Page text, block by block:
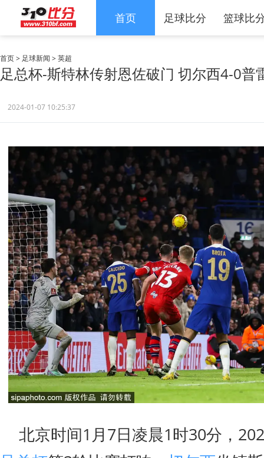
首页 足球比分 篮球比
首页> 足球新闻 >英超
足总杯-斯特林传射恩佐破门 切尔西4-0普
2024-01-07 10:25:37
北京时间1月7日凌晨1时30分，